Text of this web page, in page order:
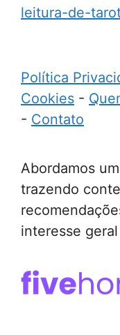
leitura-de-
Política
Cookies -
- Contato
Abordamos
trazendo
interesse geral